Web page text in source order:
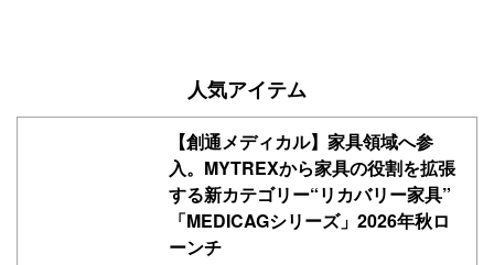
人気アイテム
【創通メディカル】家具領域へ参
入。MYTREXから家具の役割を拡張
する新カテゴリー“リカバリー家具”
「MEDICAGシリーズ」2026年秋ロ
ーンチ